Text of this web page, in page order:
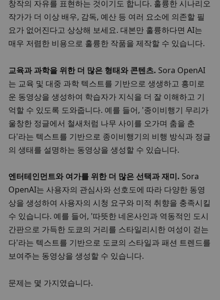
창작의 자유를 표현하는 것이기도 합니다. 훌륭한 시나리오
작가가 더 이상 배우, 감독, 예산 등 여러 요소에 의존할 필
요가 없어진다고 상상해 보세요. 대본만 훌륭하다면 AI는
매우 저렴한 비용으로 훌륭한 작품을 제작할 수 있습니다.
교육과 과학을 위한 더 많은 형태와 콘텐츠. Sora OpenAI
는 교육 및 대중 과학 텍스트를 기반으로 생생하고 흥미로
운 동영상을 생성하여 학습자가 지식을 더 잘 이해하고 기
억할 수 있도록 도와줍니다. 예를 들어, '종이비행기 무리가
울창한 정글에서 철새처럼 나무 사이를 오가며 춤을 춘
다'라는 텍스트를 기반으로 종이비행기의 비행 방식과 정글
의 생태를 설명하는 동영상을 생성할 수 있습니다.
엔터테인먼트와 여가를 위한 더 많은 선택과 재미. Sora
OpenAI는 사용자의 관심사와 선호도에 따라 다양한 동영
상을 생성하여 사용자의 시청 요구와 미적 취향을 충족시킬
수 있습니다. 예를 들어, '따뜻한 네온사인과 역동적인 도시
간판으로 가득한 도쿄의 거리를 스타일리시한 여성이 걷는
다'라는 텍스트를 기반으로 도쿄의 스타일과 패션 트렌드를
보여주는 동영상을 생성할 수 있습니다.
문제는 몇 가지였습니다.